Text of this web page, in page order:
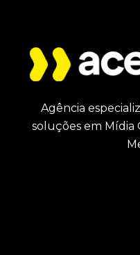
Agência
soluções em Mídia